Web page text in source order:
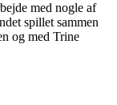
med nogle af
spillet sammen
og med Trine